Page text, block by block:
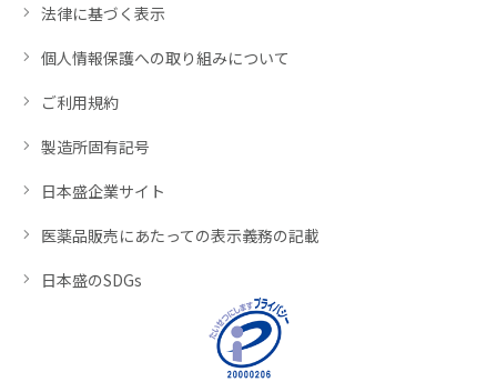
法律に基づく表示
個人情報保護への取り組みについて
ご利用規約
製造所固有記号
日本盛企業サイト
医薬品販売にあたっての表示義務の記載
日本盛のSDGs